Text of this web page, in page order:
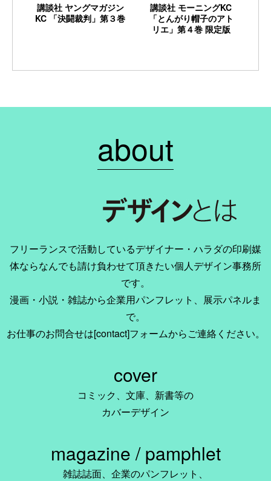
講談社 ヤングマガジン
KC 「決闘裁判」第３巻
講談社 モーニングKC
「とんがり帽子のアト
リエ」第４巻 限定版
about
フリーランスで活動しているデザイナー・ハラダの印刷媒
体ならなんでも請け負わせて頂きたい個人デザイン事務所
です。
漫画・小説・雑誌から企業用パンフレット、展示パネルま
で。
お仕事のお問合せは[contact]フォームからご連絡ください。
cover
コミック、文庫、新書等の
カバーデザイン
magazine / pamphlet
雑誌誌面、企業のパンフレット、